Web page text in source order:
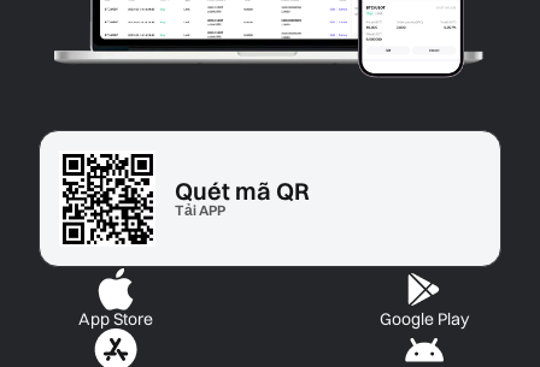
Quét mã QR
Tải APP
App Store Google Play